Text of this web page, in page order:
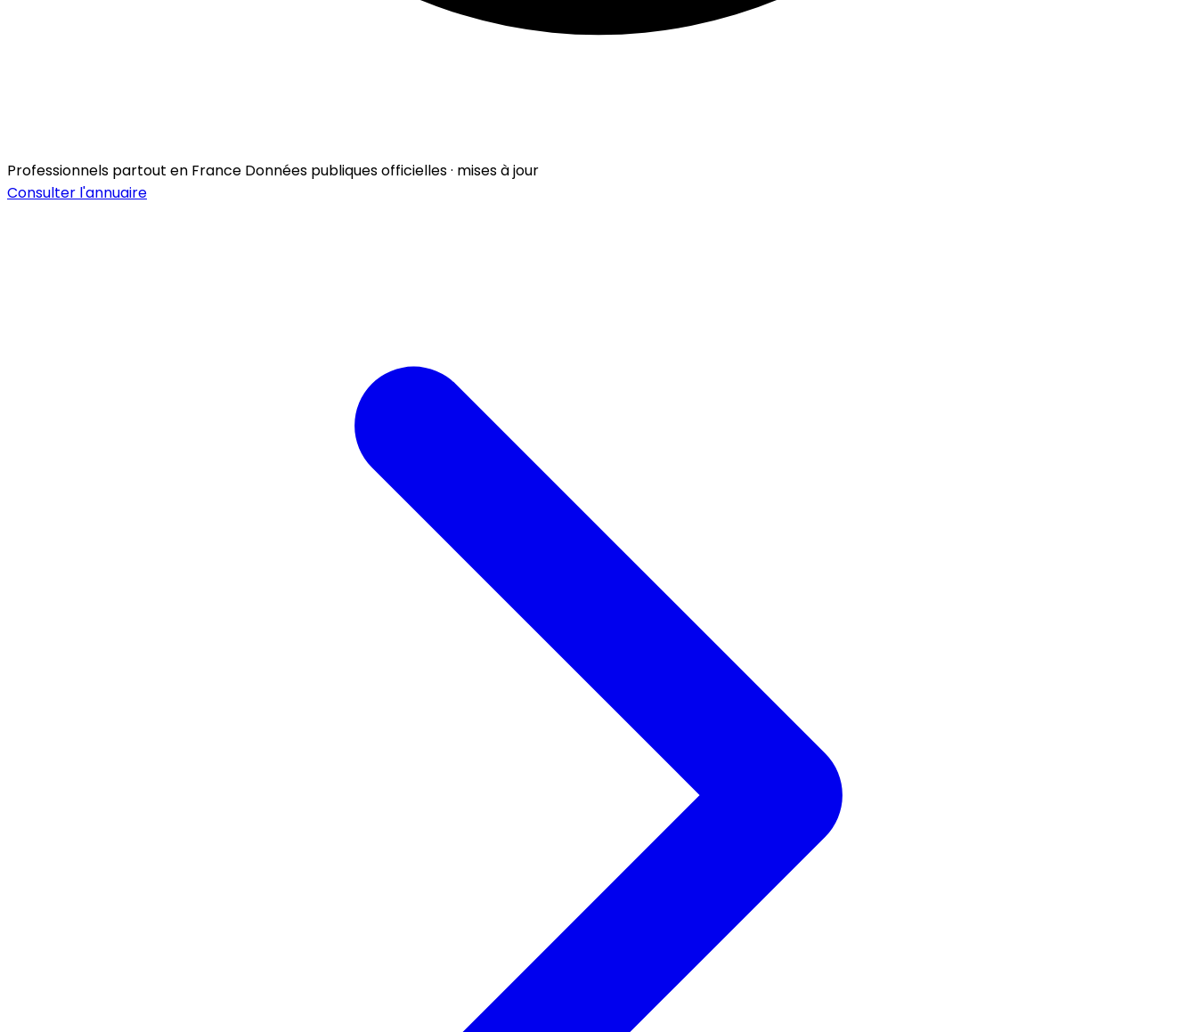
Professionnels partout en France Données publiques officielles · mises à jour
Consulter l'annuaire